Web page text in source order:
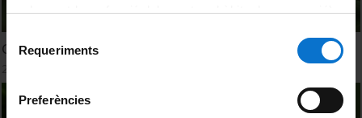
adequant-la en funció dels vostres hàbits de navegació).
consultar laPolítica de galetes del lloc web de la
Selecció
de Requeriments
Preferències
Ginkgo 'Ginkgo biloba (Ginkgoaceae)'